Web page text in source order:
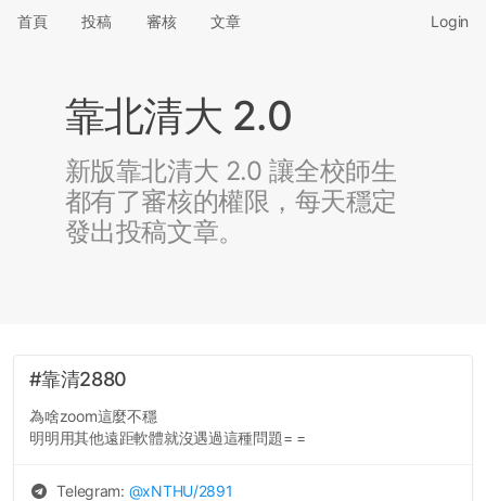
首頁 投稿 審核 文章 Login
靠北清大 2.0
新版靠北清大 2.0 讓全校師生
都有了審核的權限，每天穩定
發出投稿文章。
#靠清2880
為啥zoom這麼不穩
明明用其他遠距軟體就沒遇過這種問題= =
Telegram: @xNTHU/2891